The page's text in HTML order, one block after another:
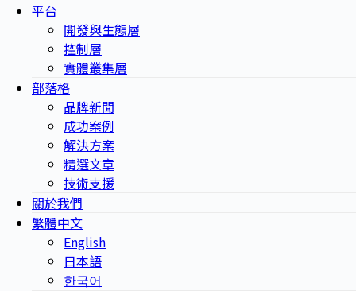
平台
開發與生態層
控制層
實體叢集層
部落格
品牌新聞
成功案例
解決方案
精選文章
技術支援
關於我們
繁體中文
English
日本語
한국어